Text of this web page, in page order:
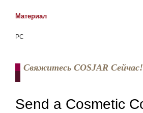
Материал
РС
Свяжитесь COSJAR Сейчас!